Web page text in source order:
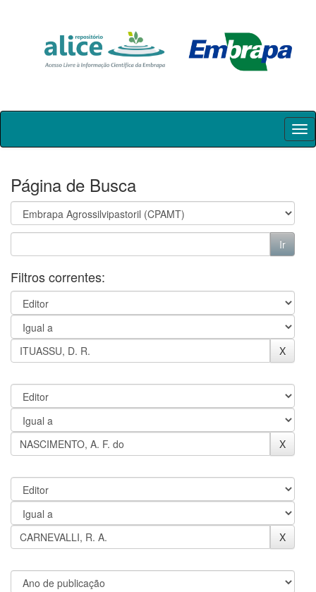
Skip
Página de Busca
Filtros correntes: